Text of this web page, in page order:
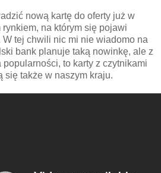
nową kartę do oferty już w
na którym się pojawi
tej chwili nic mi nie wiadomo na
bank planuje taką nowinkę, ale z
to karty z czytnikami
się także w naszym kraju.